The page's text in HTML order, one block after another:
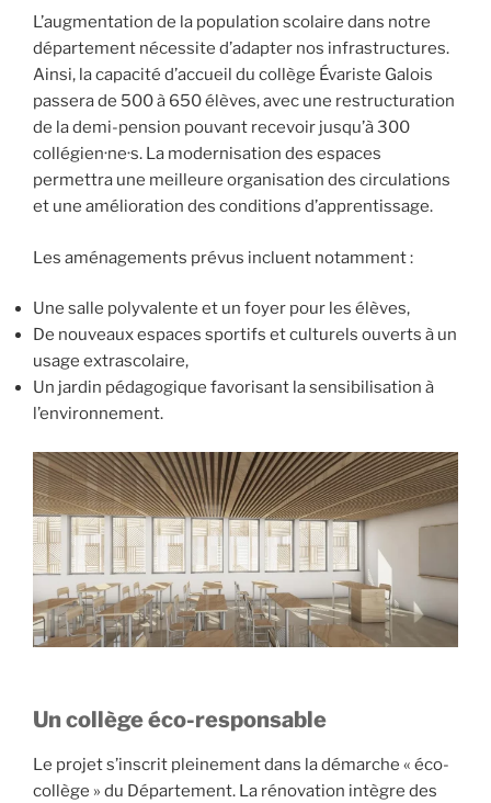
L’augmentation de la population scolaire dans notre
département nécessite d’adapter nos infrastructures.
Ainsi, la capacité d’accueil du collège Évariste Galois
passera de 500 à 650 élèves, avec une restructuration
de la demi-pension pouvant recevoir jusqu’à 300
collégien·ne·s. La modernisation des espaces
permettra une meilleure organisation des circulations
et une amélioration des conditions d’apprentissage.
Les aménagements prévus incluent notamment :
Une salle polyvalente et un foyer pour les élèves,
De nouveaux espaces sportifs et culturels ouverts à un
usage extrascolaire,
Un jardin pédagogique favorisant la sensibilisation à
l’environnement.
Un collège éco-responsable
Le projet s’inscrit pleinement dans la démarche « éco-
collège » du Département. La rénovation intègre des